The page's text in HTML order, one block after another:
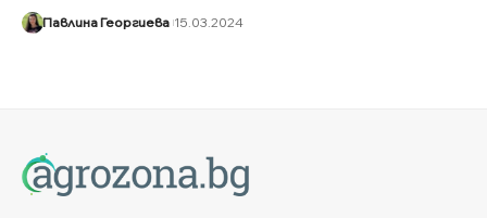
Павлина Георгиева 15.03.2024